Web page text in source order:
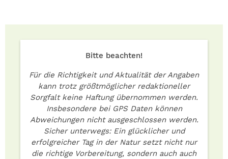
Bitte beachten!
Für die Richtigkeit und Aktualität der Angaben
kann trotz größtmöglicher redaktioneller
Sorgfalt keine Haftung übernommen werden.
Insbesondere bei GPS Daten können
Abweichungen nicht ausgeschlossen werden.
Sicher unterwegs: Ein glücklicher und
erfolgreicher Tag in der Natur setzt nicht nur
die richtige Vorbereitung, sondern auch auch